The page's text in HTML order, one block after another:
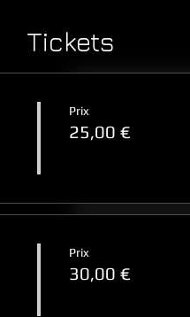
Tickets
Prix
25,00 €
Prix
30,00 €